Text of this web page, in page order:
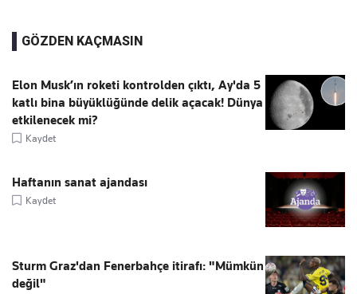
GÖZDEN KAÇMASIN
Elon Musk’ın roketi kontrolden çıktı, Ay'da 5
katlı bina büyüklüğünde delik açacak! Dünya
etkilenecek mi?
Kaydet
Haftanın sanat ajandası
Kaydet
Sturm Graz'dan Fenerbahçe itirafı: "Mümkün
değil"